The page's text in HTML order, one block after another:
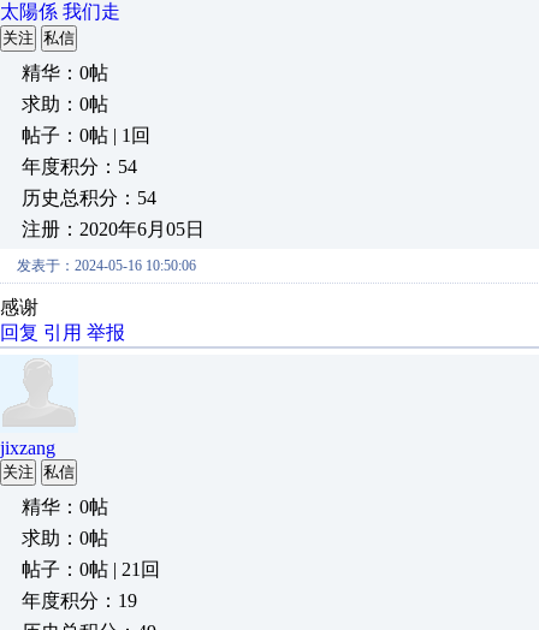
太陽係 我们走
关注 私信
精华：0帖
求助：0帖
帖子：0帖 | 1回
年度积分：54
历史总积分：54
注册：2020年6月05日
发表于：2024-05-16 10:50:06
感谢
回复 引用 举报
jixzang
关注 私信
精华：0帖
求助：0帖
帖子：0帖 | 21回
年度积分：19